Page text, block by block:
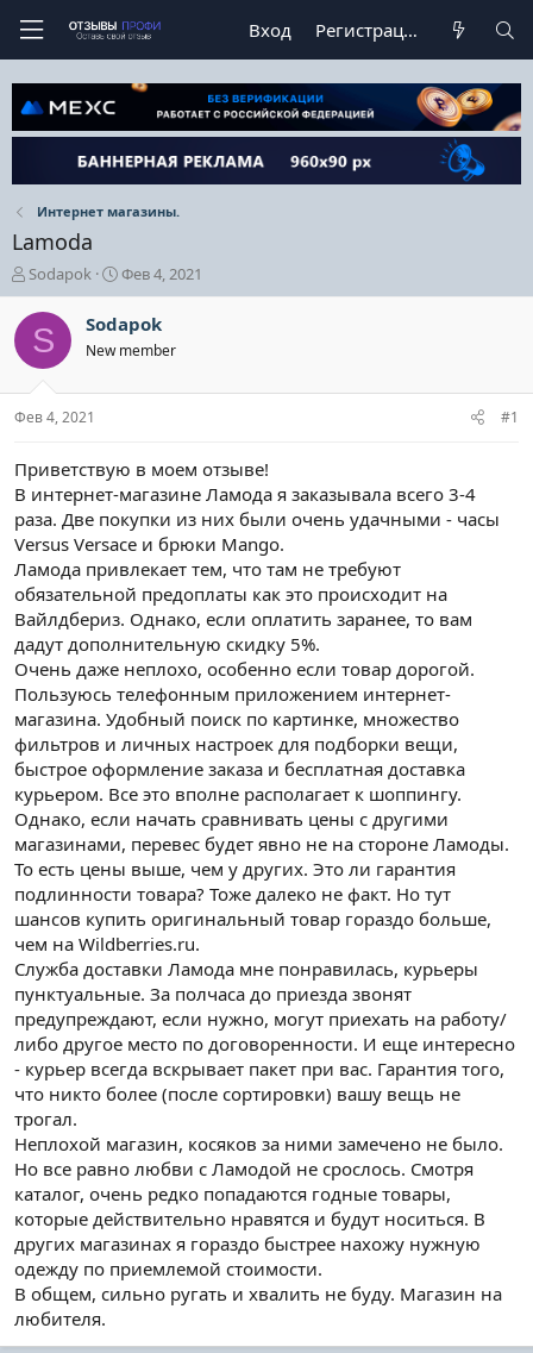
Вход Регистрация
Интернет магазины.
Lamoda
А
в
т
о
р
е
м
Sodapok
Д
а
а
н
ч
а
Фев 4, 2021
S Sodapok
New member
Фев 4, 2021 #1
Приветствую в моем отзыве!
В интернет-магазине Ламода я заказывала всего 3-4
раза. Две покупки из них были очень удачными - часы
Versus Versace и брюки Mango.
Ламода привлекает тем, что там не требуют
обязательной предоплаты как это происходит на
Вайлдбериз. Однако, если оплатить заранее, то вам
дадут дополнительную скидку 5%.
Очень даже неплохо, особенно если товар дорогой.
Пользуюсь телефонным приложением интернет-
магазина. Удобный поиск по картинке, множество
фильтров и личных настроек для подборки вещи,
быстрое оформление заказа и бесплатная доставка
курьером. Все это вполне располагает к шоппингу.
Однако, если начать сравнивать цены с другими
магазинами, перевес будет явно не на стороне Ламоды.
То есть цены выше, чем у других. Это ли гарантия
подлинности товара? Тоже далеко не факт. Но тут
шансов купить оригинальный товар гораздо больше,
чем на Wildberries.ru.
Служба доставки Ламода мне понравилась, курьеры
пунктуальные. За полчаса до приезда звонят
предупреждают, если нужно, могут приехать на работу/
либо другое место по договоренности. И еще интересно
- курьер всегда вскрывает пакет при вас. Гарантия того,
что никто более (после сортировки) вашу вещь не
трогал.
Неплохой магазин, косяков за ними замечено не было.
Но все равно любви с Ламодой не срослось. Смотря
каталог, очень редко попадаются годные товары,
которые действительно нравятся и будут носиться. В
других магазинах я гораздо быстрее нахожу нужную
одежду по приемлемой стоимости.
В общем, сильно ругать и хвалить не буду. Магазин на
любителя.